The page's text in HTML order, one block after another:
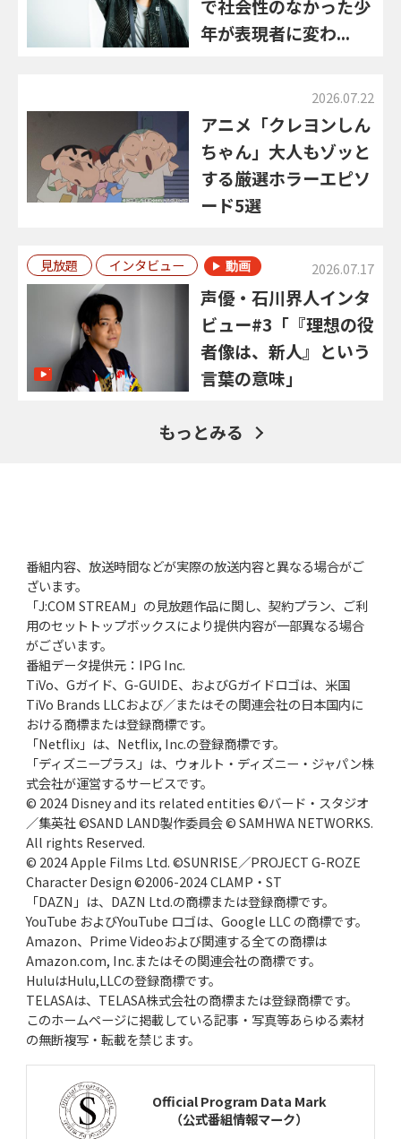
で社会性のなかった少
年が表現者に変わ...
2026.07.22
アニメ「クレヨンしん
ちゃん」大人もゾッと
する厳選ホラーエピソ
ード5選
見放題 インタビュー 2026.07.17
声優・石川界人インタ
ビュー#3「『理想の役
者像は、新人』という
言葉の意味」
もっとみる
番組内容、放送時間などが実際の放送内容と異なる場合がご
ざいます。
「J:COM STREAM」の見放題作品に関し、契約プラン、ご利
用のセットトップボックスにより提供内容が一部異なる場合
がございます。
番組データ提供元：IPG Inc.
TiVo、Gガイド、G-GUIDE、およびGガイドロゴは、米国
TiVo Brands LLCおよび／またはその関連会社の日本国内に
おける商標または登録商標です。
「Netflix」は、Netflix, Inc.の登録商標です。
「ディズニープラス」は、ウォルト・ディズニー・ジャパン株
式会社が運営するサービスです。
© 2024 Disney and its related entities ©バード・スタジオ
／集英社 ©SAND LAND製作委員会 © SAMHWA NETWORKS.
All rights Reserved.
© 2024 Apple Films Ltd. ©SUNRISE／PROJECT G-ROZE
Character Design ©2006-2024 CLAMP・ST
「DAZN」は、DAZN Ltd.の商標または登録商標です。
YouTube およびYouTube ロゴは、Google LLC の商標です。
Amazon、Prime Videoおよび関連する全ての商標は
Amazon.com, Inc.またはその関連会社の商標です。
HuluはHulu,LLCの登録商標です。
TELASAは、TELASA株式会社の商標または登録商標です。
このホームページに掲載している記事・写真等あらゆる素材
の無断複写・転載を禁じます。
Official Program Data Mark
（公式番組情報マーク）